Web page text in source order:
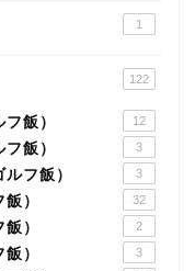
1
122
飯） 12
飯） 3
フ飯） 3
） 32
） 2
） 3